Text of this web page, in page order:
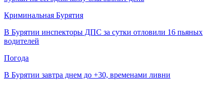
Криминальная Бурятия
В Бурятии инспекторы ДПС за сутки отловили 16 пьяных
водителей
Погода
В Бурятии завтра днем до +30, временами ливни